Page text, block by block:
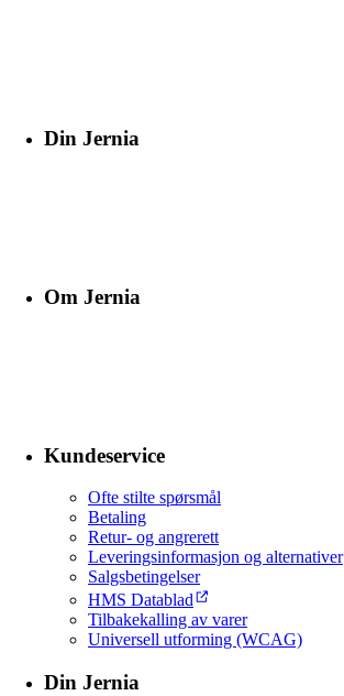
Din Jernia
Om Jernia
Kundeservice
Ofte stilte spørsmål
Betaling
Retur- og angrerett
Leveringsinformasjon og alternativer
Salgsbetingelser
HMS Datablad
Tilbakekalling av varer
Universell utforming (WCAG)
Din Jernia